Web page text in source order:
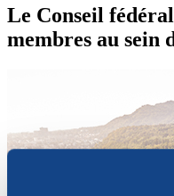
Le Conseil
membres au sein